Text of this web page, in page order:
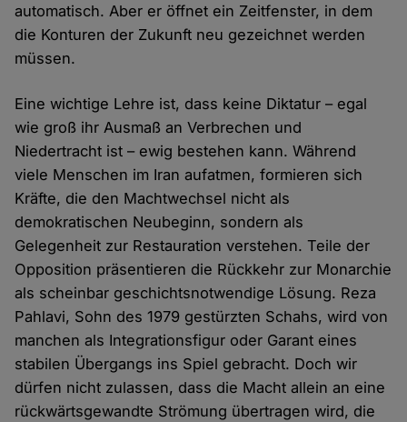
automatisch. Aber er öffnet ein Zeitfenster, in dem
die Konturen der Zukunft neu gezeichnet werden
müssen.
Eine wichtige Lehre ist, dass keine Diktatur – egal
wie groß ihr Ausmaß an Verbrechen und
Niedertracht ist – ewig bestehen kann. Während
viele Menschen im Iran aufatmen, formieren sich
Kräfte, die den Machtwechsel nicht als
demokratischen Neubeginn, sondern als
Gelegenheit zur Restauration verstehen. Teile der
Opposition präsentieren die Rückkehr zur Monarchie
als scheinbar geschichtsnotwendige Lösung. Reza
Pahlavi, Sohn des 1979 gestürzten Schahs, wird von
manchen als Integrationsfigur oder Garant eines
stabilen Übergangs ins Spiel gebracht. Doch wir
dürfen nicht zulassen, dass die Macht allein an eine
rückwärtsgewandte Strömung übertragen wird, die